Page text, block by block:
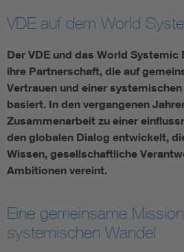
Electromobility
Energy efficiency
Energy storage
VDE auf dem World
Der VDE und das World Systemic
ihre Partnerschaft, die auf
Vertrauen und einer
basiert. In den vergangenen
Zusammenarbeit zu einer
den globalen Dialog entwickelt,
Wissen, gesellschaftliche
Ambitionen vereint.
Eine gemeinsame
systemischen Wandel